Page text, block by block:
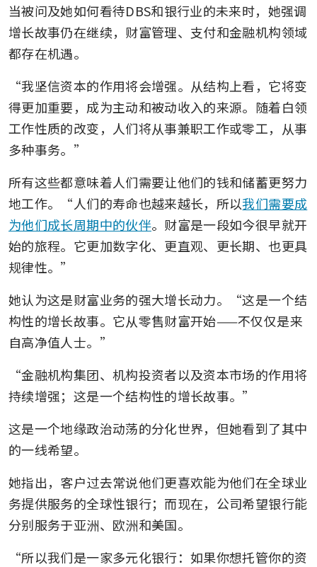
当被问及她如何看待DBS和银行业的未来时，她强调
增长故事仍在继续，财富管理、支付和金融机构领域
都存在机遇。
“我坚信资本的作用将会增强。从结构上看，它将变
得更加重要，成为主动和被动收入的来源。随着白领
工作性质的改变，人们将从事兼职工作或零工，从事
多种事务。”
所有这些都意味着人们需要让他们的钱和储蓄更努力
地工作。“人们的寿命也越来越长，所以我们需要成
为他们成长周期中的伙伴。财富是一段如今很早就开
始的旅程。它更加数字化、更直观、更长期、也更具
规律性。”
她认为这是财富业务的强大增长动力。“这是一个结
构性的增长故事。它从零售财富开始——不仅仅是来
自高净值人士。”
“金融机构集团、机构投资者以及资本市场的作用将
持续增强；这是一个结构性的增长故事。”
这是一个地缘政治动荡的分化世界，但她看到了其中
的一线希望。
她指出，客户过去常说他们更喜欢能为他们在全球业
务提供服务的全球性银行；而现在，公司希望银行能
分别服务于亚洲、欧洲和美国。
“所以我们是一家多元化银行：如果你想托管你的资